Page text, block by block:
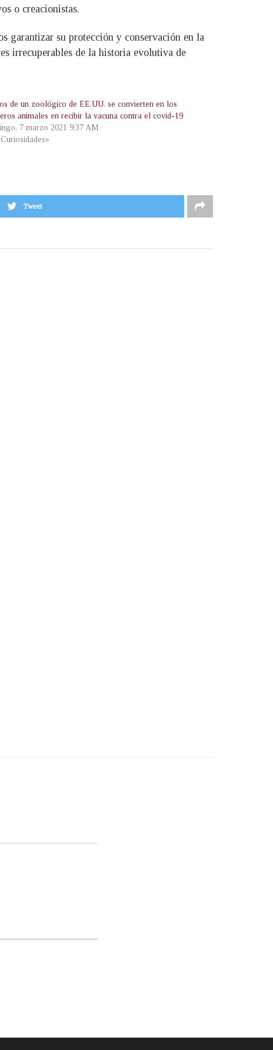
o creacionistas.
garantizar su protección y conservación en la
irrecuperables de la historia evolutiva de
de un zoológico de EE.UU. se convierten en los
animales en recibir la vacuna contra el covid-19
7 marzo 2021 9:37 AM
Tweet